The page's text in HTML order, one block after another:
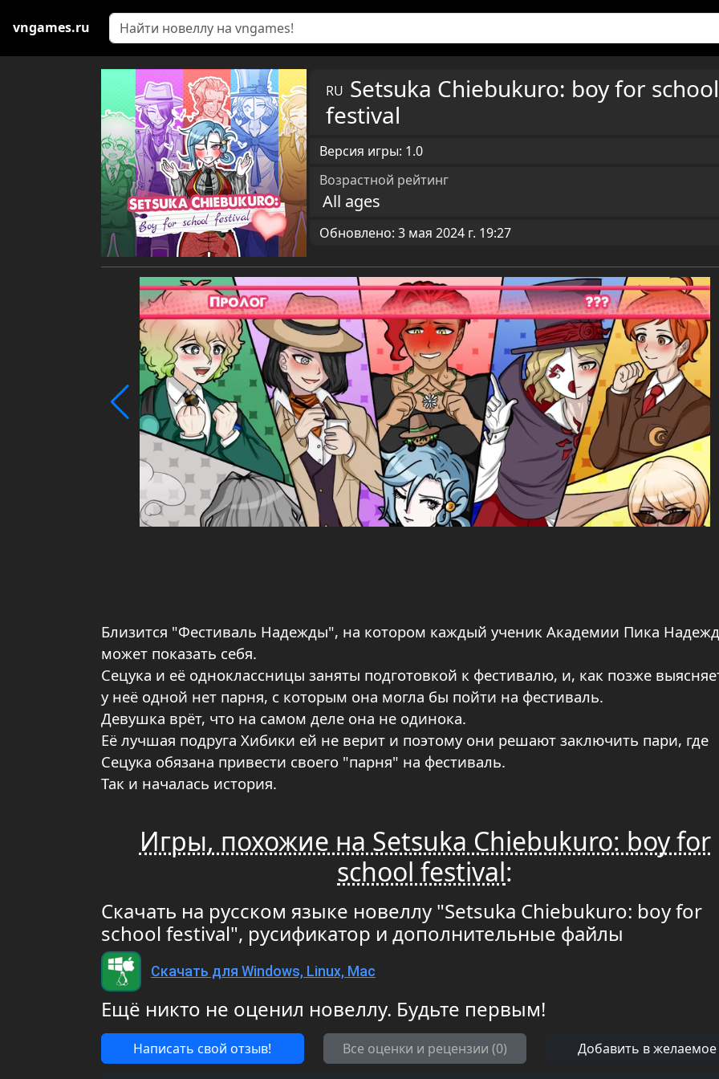
vngames.ru
RU Setsuka Chiebukuro: boy for school
festival
Версия игры: 1.0
Возрастной рейтинг
All ages
Обновлено: 3 мая 2024 г. 19:27
Близится "Фестиваль Надежды", на котором каждый ученик Академии Пика
может показать себя.
Сецука и её одноклассницы заняты подготовкой к фестивалю, и, как позже
у неё одной нет парня, с которым она могла бы пойти на фестиваль.
Девушка врёт, что на самом деле она не одинока.
Её лучшая подруга Хибики ей не верит и поэтому они решают заключить пари, где
Сецука обязана привести своего "парня" на фестиваль.
Так и началась история.
Игры, похожие на Setsuka Chiebukuro: boy for
school festival:
Скачать на русском языке новеллу "Setsuka Chiebukuro: boy for
school festival", русификатор и дополнительные файлы
Скачать для Windows, Linux, Mac
Ещё никто не оценил новеллу. Будьте первым!
Написать свой отзыв! Все оценки и рецензии (0) Добавить в желаемое